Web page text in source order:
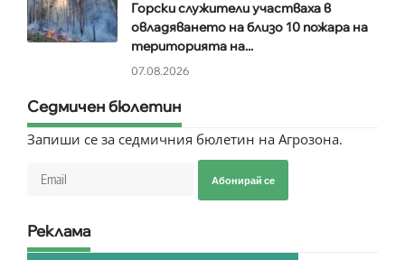
Горски служители участваха в
овладяването на близо 10 пожара на
територията на...
07.08.2026
Седмичен бюлетин
Запиши се за седмичния бюлетин на Агрозона.
Абонирай се
Реклама